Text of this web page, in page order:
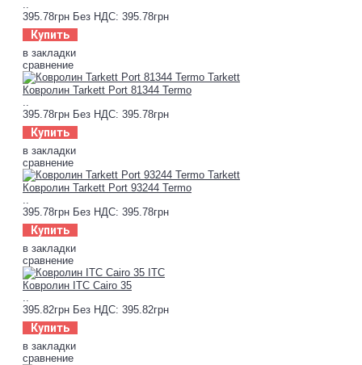
395.78грн Без НДС: 395.78грн
Купить
в закладки
сравнение
Ковролин Tarkett Port 81344 Termo
395.78грн Без НДС: 395.78грн
Купить
в закладки
сравнение
Ковролин Tarkett Port 93244 Termo
395.78грн Без НДС: 395.78грн
Купить
в закладки
сравнение
Ковролин ITC Cairo 35
395.82грн Без НДС: 395.82грн
Купить
в закладки
сравнение